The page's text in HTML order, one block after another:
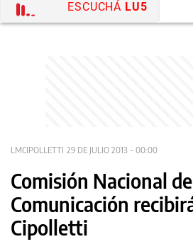
ESCUCHÁ LU5
LMCIPOLLETTI 29 DE JULIO 2013 - 00:00
Comisión Nacional de
Comunicación
Cipolletti